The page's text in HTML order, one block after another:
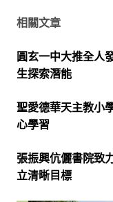
相關文章
圓玄一中大推全人
生探索潛能
聖愛德華天主教小
心學習
張振興伉儷書院致
立清晰目標